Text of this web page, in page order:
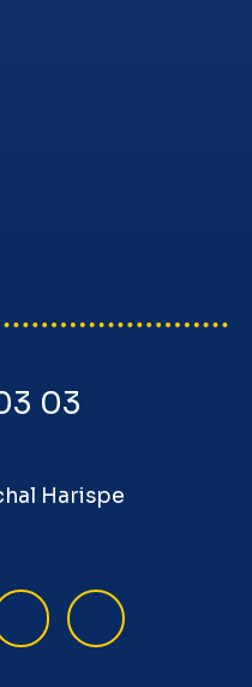
03
Harispe